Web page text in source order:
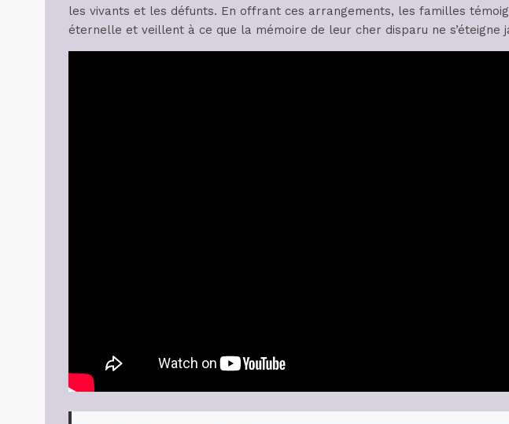
les vivants et les défunts. En offrant ces arrangements, les familles
éternelle et veillent à ce que la mémoire de leur cher disparu ne s’éteigne